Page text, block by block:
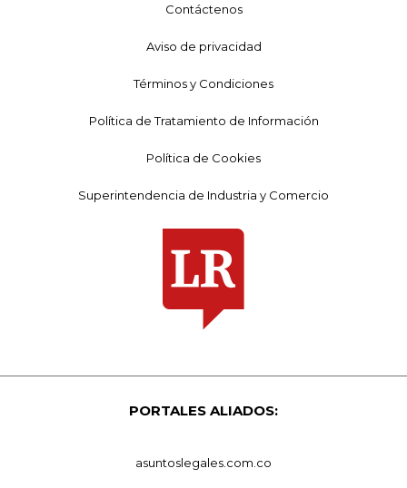
Contáctenos
Aviso de privacidad
Términos y Condiciones
Política de Tratamiento de Información
Política de Cookies
Superintendencia de Industria y Comercio
PORTALES ALIADOS:
asuntoslegales.com.co